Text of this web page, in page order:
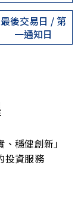
最後交易日 / 第
一通知日
穩健創新」
投資服務